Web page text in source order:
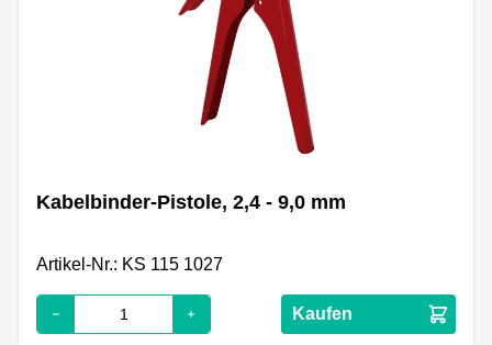
Kabelbinder-Pistole, 2,4 - 9,0 mm
Artikel-Nr.: KS 115 1027
Kaufen